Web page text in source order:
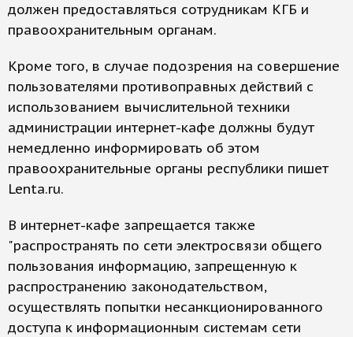
должен предоставляться сотрудникам КГБ и
правоохранительным органам.
Кроме того, в случае подозрения на совершение
пользователями противоправных действий с
использованием вычислительной техники
администрации интернет-кафе должны будут
немедленно информировать об этом
правоохранительные органы республики пишет
Lenta.ru.
В интернет-кафе запрещается также
"распространять по сети электросвязи общего
пользования информацию, запрещенную к
распространению законодательством,
осуществлять попытки несанкционированного
доступа к информационным системам сети